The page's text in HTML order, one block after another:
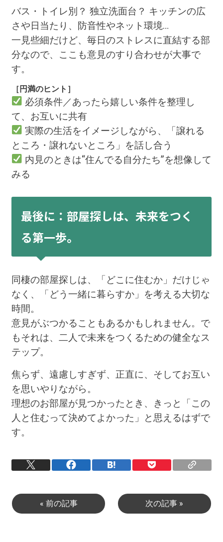
バス・トイレ別？ 独立洗面台？ キッチンの広
さや日当たり、防音性やネット環境…
一見些細だけど、毎日のストレスに直結する部
分なので、ここも意見のすり合わせが大事で
す。
［円満のヒント］
必須条件／あったら嬉しい条件を整理し
て、お互いに共有
実際の生活をイメージしながら、「譲れる
ところ・譲れないところ」を話し合う
内見のときは“住んでる自分たち”を想像して
みる
最後に：部屋探しは、未来をつく
る第一歩。
同棲の部屋探しは、「どこに住むか」だけじゃ
なく、「どう一緒に暮らすか」を考える大切な
時間。
意見がぶつかることもあるかもしれません。で
もそれは、二人で未来をつくるための健全なス
テップ。
焦らず、遠慮しすぎず、正直に、そしてお互い
を思いやりながら。
理想のお部屋が見つかったとき、きっと「この
人と住むって決めてよかった」と思えるはずで
す。
« 前の記事 次の記事 »